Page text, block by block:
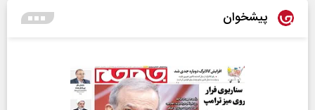
پیشخوان